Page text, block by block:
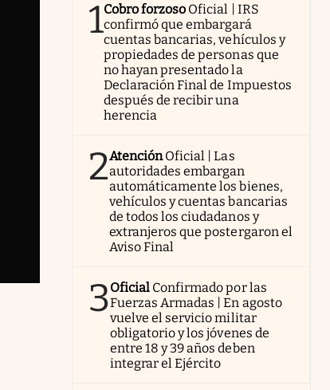
1Cobro forzoso Oficial | IRS
confirmó que embargará
cuentas bancarias, vehículos y
propiedades de personas que
no hayan presentado la
Declaración Final de Impuestos
después de recibir una
herencia
2AtenciónOficial | Las
autoridades embargan
automáticamente los bienes,
vehículos y cuentas bancarias
de todos los ciudadanos y
extranjeros que postergaron el
Aviso Final
3Oficial Confirmado por las
Fuerzas Armadas | En agosto
vuelve el servicio militar
obligatorio y los jóvenes de
entre 18 y 39 años deben
integrar el Ejército